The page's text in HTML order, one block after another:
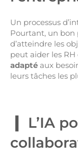
Un processus
Pourtant, un bon
d’atteindre les
peut aider les
adapté aux
leurs tâches les
L’IA